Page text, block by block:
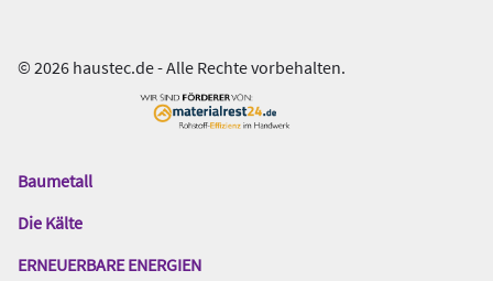
© 2026 haustec.de - Alle Rechte vorbehalten.
Das
Gentner
Baumetall
Die Kälte
ERNEUERBARE ENERGIEN